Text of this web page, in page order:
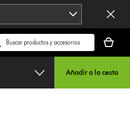
cesta
está
Añadir a la cesta